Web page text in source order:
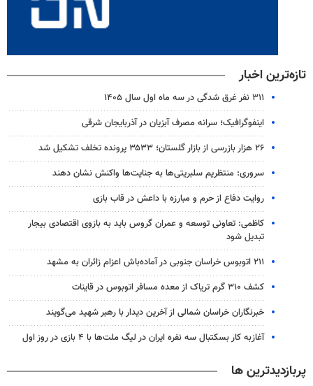
تازه‌ترین اخبار
۳۱۱ نفر غرق شدگی در سه ماه اول سال ۱۴۰۵
اینفوگرافیک؛ سرانه مصرف آبزیان در آذربایجان شرقی
۲۶ هزار بازرسی از بازار گلستان؛ ۳۵۳۳ پرونده تخلف تشکیل شد
سروری: منتظریم سلبریتی‌ها به جنایت‌ها واکنش نشان دهند
روایت دفاع از حرم و مبارزه با داعش در قاب بازی
کاظمی: تعاونی توسعه و عمران گروس باید به بازوی اقتصادی بیجار
تبدیل شود
۲۱۱ اتوبوس خراسان جنوبی در آماده‌باش اعزام زائران به مشهد
کشف ۳۱۰ گرم تریاک از معده مسافر اتوبوس در قاینات
خبرنگاران خراسان شمالی از آخرین دیدار با رهبر شهید می‌گویند
آغازبه کار بسکتبال سه نفره ایران در لیگ ملت‌ها با ۴ بازی در روز اول
پربازدیدترین ها